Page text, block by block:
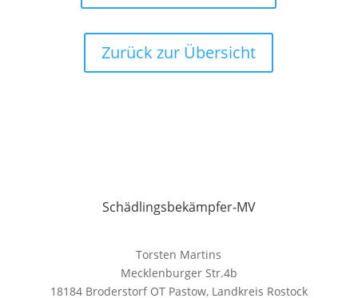
Zurück zur Übersicht
Schädlingsbekämpfer-MV
Torsten Martins
Mecklenburger Str.4b
18184 Broderstorf OT Pastow, Landkreis Rostock